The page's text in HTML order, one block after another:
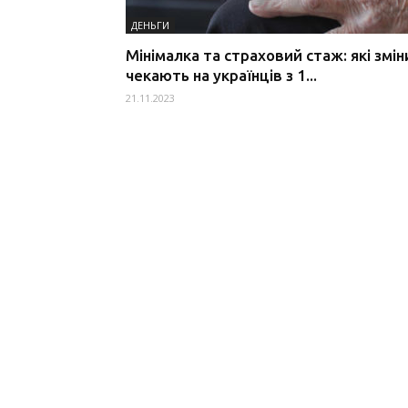
ДЕНЬГИ
Мінімалка та страховий стаж: які
чекають на українців з 1...
21.11.2023